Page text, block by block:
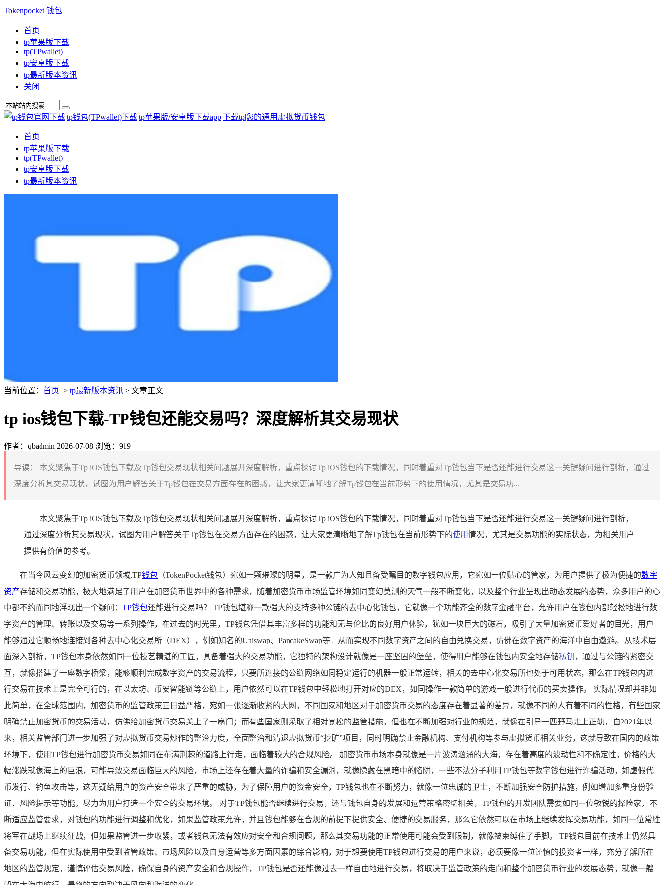
Tokenpocket 钱包
首页
tp苹果版下载
tp(TPwallet)
tp安卓版下载
tp最新版本资讯
关闭
首页
tp苹果版下载
tp(TPwallet)
tp安卓版下载
tp最新版本资讯
当前位置： 首页 > tp最新版本资讯 > 文章正文
tp ios钱包下载-TP钱包还能交易吗？深度解析其交易现状
作者：qbadmin 2026-07-08 浏览：919
导读：
本文聚焦于Tp iOS钱包下载及Tp钱包交易现状相关问题展开深度解析，重点探讨Tp iOS钱包的下载情况，同时着重对Tp钱包当下是否还能进行交易这一关键疑问进行剖析，通过
深度分析其交易现状，试图为用户解答关于Tp钱包在交易方面存在的困惑，让大家更清晰地了解Tp钱包在当前形势下的使用情况，尤其是交易功...
本文聚焦于Tp iOS钱包下载及Tp钱包交易现状相关问题展开深度解析，重点探讨Tp iOS钱包的下载情况，同时着重对Tp钱包当下是否还能进行交易这一关键疑问进行剖析，
通过深度分析其交易现状，试图为用户解答关于Tp钱包在交易方面存在的困惑，让大家更清晰地了解Tp钱包在当前形势下的使用情况，尤其是交易功能的实际状态，为相关用户
提供有价值的参考。
在当今风云变幻的加密货币领域,TP钱包 （TokenPocket钱包）宛如一颗璀璨的明星，是一款广为人知且备受瞩目的数字钱包应用，它宛如一位贴心的管家，为用户提供了极为便捷的数字
资产存储和交易功能，极大地满足了用户在加密货币世界中的各种需求，随着加密货币市场监管环境如同变幻莫测的天气一般不断变化，以及整个行业呈现出动态发展的态势，众多用户的心
中都不约而同地浮现出一个疑问： TP钱包还能进行交易吗？ TP钱包堪称一款强大的支持多种公链的去中心化钱包，它就像一个功能齐全的数字金融平台，允许用户在钱包内部轻松地进行数
字资产的管理、转账以及交易等一系列操作，在过去的时光里，TP钱包凭借其丰富多样的功能和无与伦比的良好用户体验，犹如一块巨大的磁石，吸引了大量加密货币爱好者的目光，用户
能够通过它顺畅地连接到各种去中心化交易所（DEX），例如知名的Uniswap、PancakeSwap等，从而实现不同数字资产之间的自由兑换交易，仿佛在数字资产的海洋中自由遨游。 从技术层
面深入剖析，TP钱包本身依然如同一位技艺精湛的工匠，具备着强大的交易功能，它独特的架构设计就像是一座坚固的堡垒，使得用户能够在钱包内安全地存储私钥 ，通过与公链的紧密交
互，就像搭建了一座数字桥梁，能够顺利完成数字资产的交易流程，只要所连接的公链网络如同稳定运行的机器一般正常运转，相关的去中心化交易所也处于可用状态，那么在TP钱包内进
行交易在技术上是完全可行的，在以太坊、币安智能链等公链上，用户依然可以在TP钱包中轻松地打开对应的DEX，如同操作一款简单的游戏一般进行代币的买卖操作。 实际情况却并非如
此简单，在全球范围内，加密货币的监管政策正日益严格，宛如一张逐渐收紧的大网，不同国家和地区对于加密货币交易的态度存在着显著的差异，就像不同的人有着不同的性格，有些国家
明确禁止加密货币的交易活动，仿佛给加密货币交易关上了一扇门；而有些国家则采取了相对宽松的监管措施，但也在不断加强对行业的规范，就像在引导一匹野马走上正轨，自2021年以
来，相关监管部门进一步加强了对虚拟货币交易炒作的整治力度，全面整治和清退虚拟货币“挖矿”项目，同时明确禁止金融机构、支付机构等参与虚拟货币相关业务，这就导致在国内的政策
环境下，使用TP钱包进行加密货币交易如同在布满荆棘的道路上行走，面临着较大的合规风险。 加密货币市场本身就像是一片波涛汹涌的大海，存在着高度的波动性和不确定性，价格的大
幅涨跌就像海上的巨浪，可能导致交易面临巨大的风险，市场上还存在着大量的诈骗和安全漏洞，就像隐藏在黑暗中的陷阱，一些不法分子利用TP钱包等数字钱包进行诈骗活动，如虚假代
币发行、钓鱼攻击等，这无疑给用户的资产安全带来了严重的威胁，为了保障用户的资金安全，TP钱包也在不断努力，就像一位忠诚的卫士，不断加强安全防护措施，例如增加多重身份验
证、风险提示等功能，尽力为用户打造一个安全的交易环境。 对于TP钱包能否继续进行交易，还与钱包自身的发展和运营策略密切相关，TP钱包的开发团队需要如同一位敏锐的探险家，不
断适应监管要求，对钱包的功能进行调整和优化，如果监管政策允许，并且钱包能够在合规的前提下提供安全、便捷的交易服务，那么它依然可以在市场上继续发挥交易功能，如同一位常胜
将军在战场上继续征战，但如果监管进一步收紧，或者钱包无法有效应对安全和合规问题，那么其交易功能的正常使用可能会受到限制，就像被束缚住了手脚。 TP钱包目前在技术上仍然具
备交易功能，但在实际使用中受到监管政策、市场风险以及自身运营等多方面因素的综合影响，对于想要使用TP钱包进行交易的用户来说，必须要像一位谨慎的投资者一样，充分了解所在
地区的监管规定，谨慎评估交易风险，确保自身的资产安全和合规操作，TP钱包是否还能像过去一样自由地进行交易，将取决于监管政策的走向和整个加密货币行业的发展态势，就像一艘